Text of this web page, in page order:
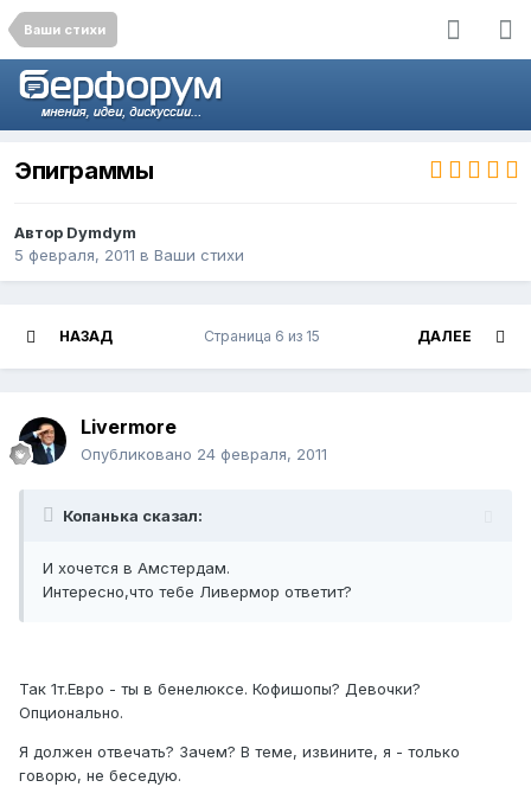
Ваши стихи
Эпиграммы
Автор Dymdym
5 февраля, 2011 в Ваши стихи
НАЗАД ДАЛЕЕ
Страница 6 из 15
Livermore
Опубликовано 24 февраля, 2011
Копанька сказал:
И хочется в Амстердам.
Интересно,что тебе Ливермор ответит?
Так 1т.Евро - ты в бенелюксе. Кофишопы? Девочки?
Опционально.
Я должен отвечать? Зачем? В теме, извините, я - только
говорю, не беседую.